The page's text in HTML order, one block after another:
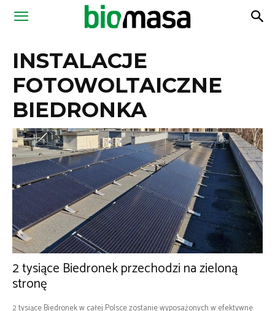
Magazyn
INSTALACJE
FOTOWOLTAICZNE
BIEDRONKA
2 tysiące Biedronek przechodzi na zieloną
stronę
2 tysiące Biedronek w całej Polsce zostanie wyposażonych w efektywne